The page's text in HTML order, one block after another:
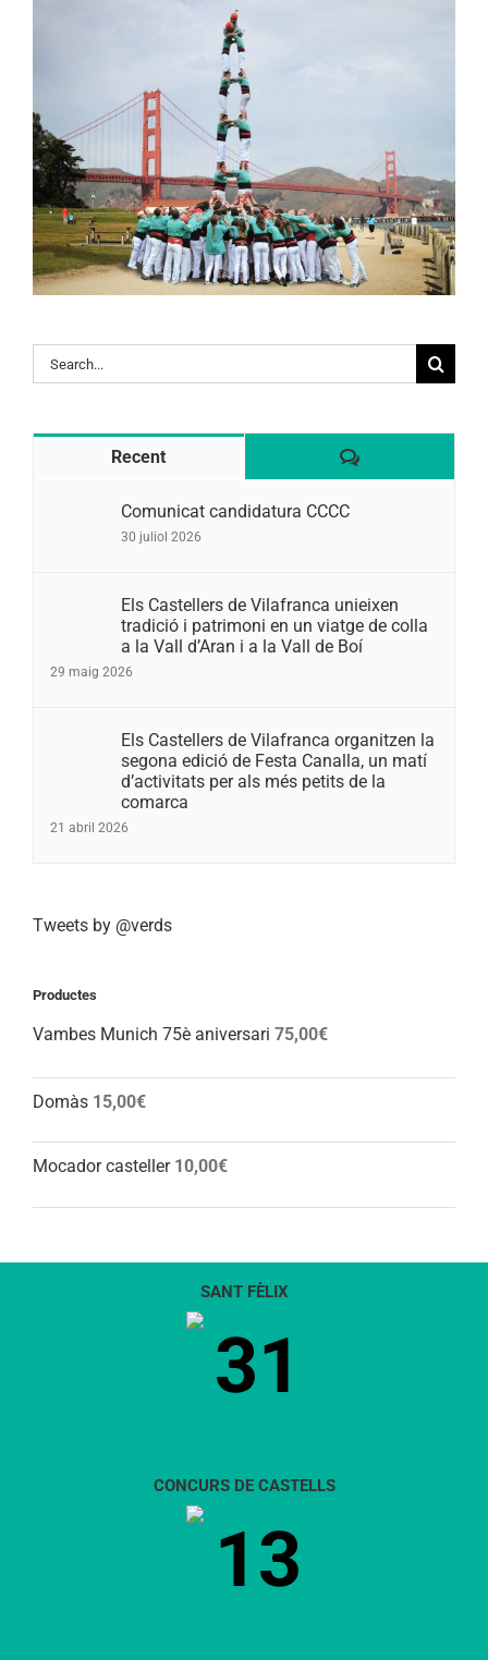
Search
for:
Recent Comentaris
Comunicat candidatura CCCC
30 juliol 2026
Els Castellers de Vilafranca unieixen
tradició i patrimoni en un viatge de colla
a la Vall d’Aran i a la Vall de Boí
29 maig 2026
Els Castellers de Vilafranca organitzen la
segona edició de Festa Canalla, un matí
d’activitats per als més petits de la
comarca
21 abril 2026
Tweets by @verds
Productes
Vambes Munich 75è aniversari 75,00€
Domàs 15,00€
Mocador casteller 10,00€
SANT FÈLIX
31
CONCURS DE CASTELLS
13